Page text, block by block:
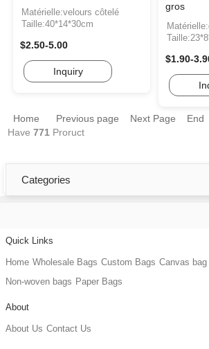
Matérielle:velours côtelé
Taille:40*14*30cm
$2.50-5.00
Inquiry
gros
$1.90-
Home Previous page Next Page End
Have 771 Proruct
Categories
Quick Links
Home Wholesale Bags Custom Bags Canvas bag
Non-woven bags Paper Bags
About
About Us Contact Us